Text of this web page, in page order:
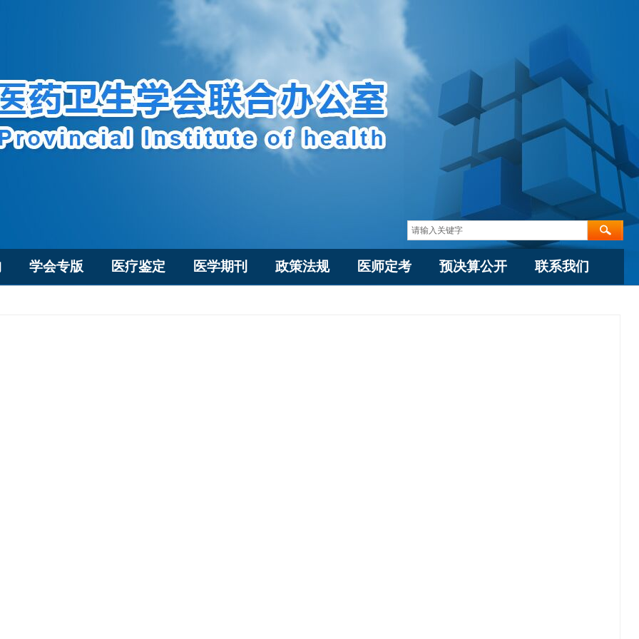
学会专版 医疗鉴定 医学期刊 政策法规 医师定考 预决算公开 联系我们